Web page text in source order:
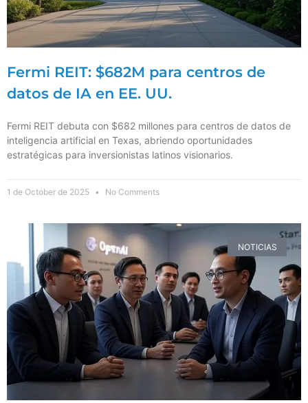
Fermi REIT: $682M para centros de
datos de IA en EE. UU.
Fermi REIT debuta con $682 millones para centros de datos de
inteligencia artificial en Texas, abriendo oportunidades
estratégicas para inversionistas latinos visionarios.
1 de October de 2025 No Comments
NOTICIAS